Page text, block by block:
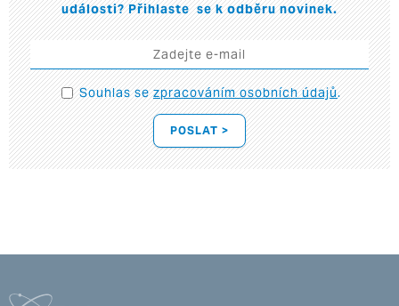
události? Přihlaste se k odběru novinek.
Souhlas sezpracováním osobních údajů.
POSLAT >